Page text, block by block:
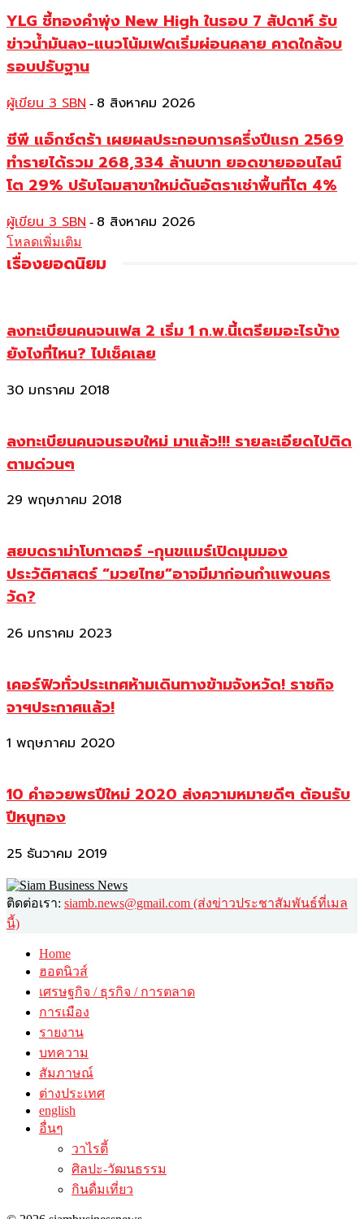
YLG ชี้ทองคำพุ่ง New High ในรอบ 7 สัปดาห์ รับ
ข่าวน้ำมันลง-แนวโน้มเฟดเริ่มผ่อนคลาย คาดใกล้จบ
รอบปรับฐาน
ผู้เขียน 3 SBN - 8 สิงหาคม 2026
ซีพี แอ็กซ์ตร้า เผยผลประกอบการครึ่งปีแรก 2569
ทำรายได้รวม 268,334 ล้านบาท ยอดขายออนไลน์
โต 29% ปรับโฉมสาขาใหม่ดันอัตราเช่าพื้นที่โต 4%
ผู้เขียน 3 SBN - 8 สิงหาคม 2026
โหลดเพิ่มเติม
เรื่องยอดนิยม
ลงทะเบียนคนจนเฟส 2 เริ่ม 1 ก.พ.นี้เตรียมอะไรบ้าง
ยังไงที่ไหน? ไปเช็คเลย
30 มกราคม 2018
ลงทะเบียนคนจนรอบใหม่ มาแล้ว!!! รายละเอียดไปติด
ตามด่วนๆ
29 พฤษภาคม 2018
สยบดราม่าโบกาตอร์ -กุนขแมร์เปิดมุมมอง
ประวัติศาสตร์ “มวยไทย”อาจมีมาก่อนกำแพงนคร
วัด?
26 มกราคม 2023
เคอร์ฟิวทั่วประเทศห้ามเดินทางข้ามจังหวัด! ราชกิจ
จาฯประกาศแล้ว!
1 พฤษภาคม 2020
10 คำอวยพรปีใหม่ 2020 ส่งความหมายดีๆ ต้อนรับ
ปีหนูทอง
25 ธันวาคม 2019
ติดต่อเรา: siamb.news@gmail.com (ส่งข่าวประชาสัมพันธ์ที่เมล
นี้)
Home
ฮอตนิวส์
เศรษฐกิจ / ธุรกิจ / การตลาด
การเมือง
รายงาน
บทความ
สัมภาษณ์
ต่างประเทศ
english
อื่นๆ
วาไรตี้
ศิลปะ-วัฒนธรรม
กินดื่มเที่ยว